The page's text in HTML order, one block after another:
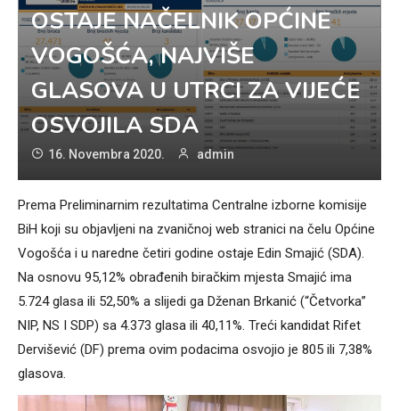
OSTAJE NAČELNIK OPĆINE
VOGOŠĆA, NAJVIŠE
GLASOVA U UTRCI ZA VIJEĆE
OSVOJILA SDA
16. Novembra 2020. admin
Prema Preliminarnim rezultatima Centralne izborne komisije
BiH koji su objavljeni na zvaničnoj web stranici na čelu Općine
Vogošća i u naredne četiri godine ostaje Edin Smajić (SDA).
Na osnovu 95,12% obrađenih biračkim mjesta Smajić ima
5.724 glasa ili 52,50% a slijedi ga Dženan Brkanić (“Četvorka”
NIP, NS I SDP) sa 4.373 glasa ili 40,11%. Treći kandidat Rifet
Dervišević (DF) prema ovim podacima osvojio je 805 ili 7,38%
glasova.